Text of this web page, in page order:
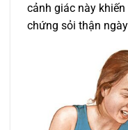
cảnh giác này
chứng sỏi thận